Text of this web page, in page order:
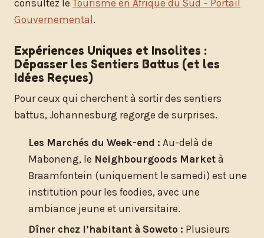
consultez le Tourisme en Afrique du Sud – Portail
Gouvernemental.
Expériences Uniques et Insolites :
Dépasser les Sentiers Battus (et les
Idées Reçues)
Pour ceux qui cherchent à sortir des sentiers
battus, Johannesburg regorge de surprises.
Les Marchés du Week-end : Au-delà de
Maboneng, le Neighbourgoods Market à
Braamfontein (uniquement le samedi) est une
institution pour les foodies, avec une
ambiance jeune et universitaire.
Dîner chez l’habitant à Soweto : Plusieurs